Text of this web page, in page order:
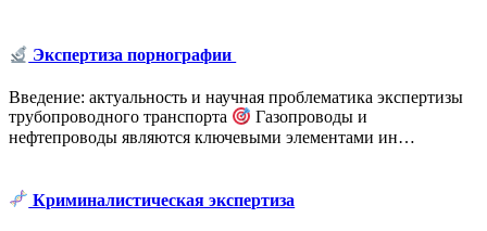
Экспертиза порнографии
Введение: актуальность и научная проблематика экспертизы
трубопроводного транспорта
Газопроводы и
нефтепроводы являются ключевыми элементами ин…
Криминалистическая экспертиза